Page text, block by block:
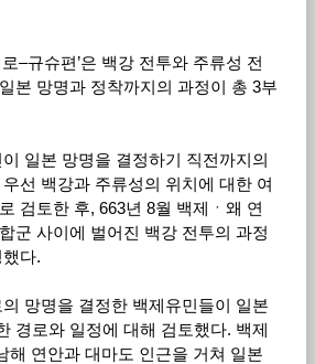
–규슈편’은 백강 전투와 주류성 전
본 망명과 정착까지의 과정이 총 3부
일본 망명을 결정하기 직전까지의
선 백강과 주류성의 위치에 대한 여
검토한 후, 663년 8월 백제ㆍ왜 연
군 사이에 벌어진 백강 전투의 과정
다.
의 망명을 결정한 백제유민들이 일본
경로와 일정에 대해 검토했다. 백제
해 연안과 대마도 인근을 거쳐 일본